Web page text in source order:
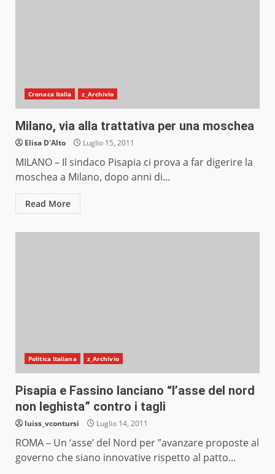
Cronaca Italia z_Archivio
Milano, via alla trattativa per una moschea
Elisa D'Alto Luglio 15, 2011
MILANO – Il sindaco Pisapia ci prova a far digerire la
moschea a Milano, dopo anni di...
Read More
Politica Italiana z_Archivio
Pisapia e Fassino lanciano “l’asse del nord
non leghista” contro i tagli
luiss_vcontursi Luglio 14, 2011
ROMA – Un ‘asse’ del Nord per ”avanzare proposte al
governo che siano innovative rispetto al patto...